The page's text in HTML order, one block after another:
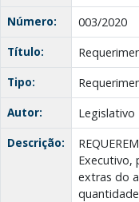
Número:
003/2020
Título:
Tipo:
Autor:
Legislativo
Descrição:
Executivo,
extras do